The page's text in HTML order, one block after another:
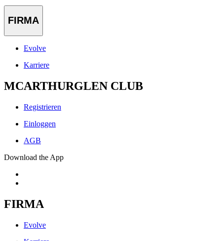
FIRMA
Evolve
Karriere
MCARTHURGLEN CLUB
Registrieren
Einloggen
AGB
Download the App
FIRMA
Evolve